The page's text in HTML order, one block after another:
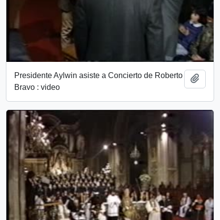
Presidente Aylwin asiste a Concierto de Roberto
Bravo : video